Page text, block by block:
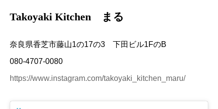
Takoyaki Kitchen まる
奈良県香芝市藤山1の17の3 下田ビル1FのB
080-4707-0080
https://www.instagram.com/takoyaki_kitchen_maru/